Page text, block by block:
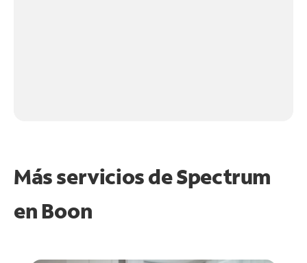
Más servicios de Spectrum
en Boon